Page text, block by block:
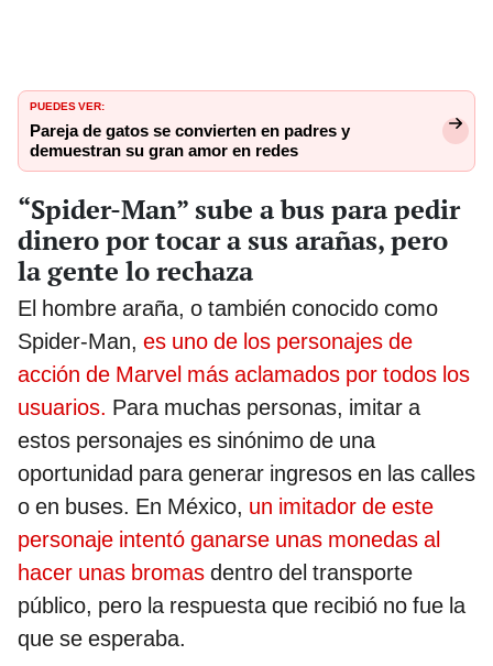
PUEDES VER:
Pareja de gatos se convierten en padres y
demuestran su gran amor en redes
“Spider-Man” sube a bus para pedir
dinero por tocar a sus arañas, pero
la gente lo rechaza
El hombre araña, o también conocido como
Spider-Man, es uno de los personajes de
acción de Marvel más aclamados por todos los
usuarios. Para muchas personas, imitar a
estos personajes es sinónimo de una
oportunidad para generar ingresos en las calles
o en buses. En México, un imitador de este
personaje intentó ganarse unas monedas al
hacer unas bromas dentro del transporte
público, pero la respuesta que recibió no fue la
que se esperaba.